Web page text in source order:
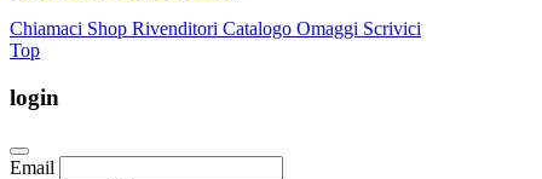
Chiamaci Shop Rivenditori Catalogo Omaggi Scrivici
Top
login
Email